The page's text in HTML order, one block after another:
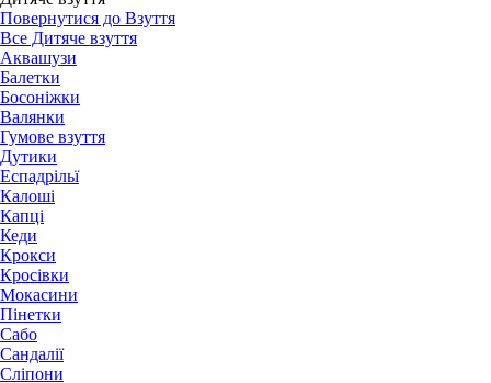
Повернутися до Взуття
Все Дитяче взуття
Аквашузи
Балетки
Босоніжки
Валянки
Гумове взуття
Дутики
Еспадрільї
Калоші
Капці
Кеди
Крокси
Кросівки
Мокасини
Пінетки
Сабо
Сандалії
Сліпони